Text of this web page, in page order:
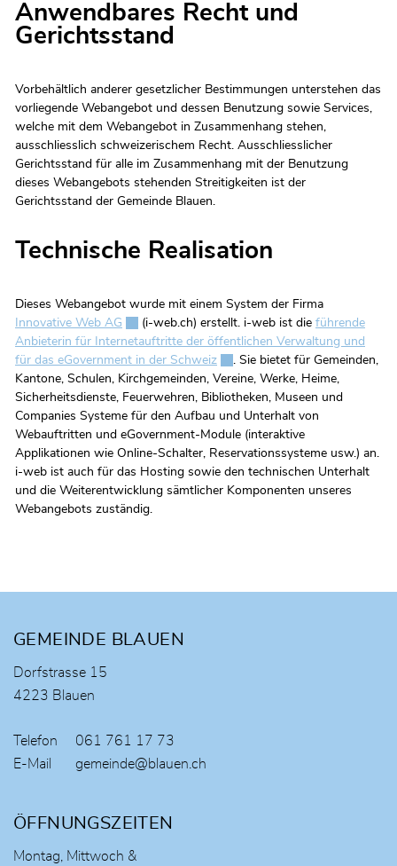
Anwendbares Recht und
Gerichtsstand
Vorbehältlich anderer gesetzlicher Bestimmungen unterstehen das
vorliegende Webangebot und dessen Benutzung sowie Services,
welche mit dem Webangebot in Zusammenhang stehen,
ausschliesslich schweizerischem Recht. Ausschliesslicher
Gerichtsstand für alle im Zusammenhang mit der Benutzung
dieses Webangebots stehenden Streitigkeiten ist der
Gerichtsstand der Gemeinde Blauen.
Technische Realisation
Dieses Webangebot wurde mit einem System der Firma
Innovative Web AG Externer Link wird in einem neuen Fenster
(i-web.ch) erstellt. i-web ist die führende
Anbieterin für Internetauftritte der öffentlichen Verwaltung und
für das eGovernment in der Schweiz Externer Link wird in einem
. Sie bietet für Gemeinden,
Kantone, Schulen, Kirchgemeinden, Vereine, Werke, Heime,
Sicherheitsdienste, Feuerwehren, Bibliotheken, Museen und
Companies Systeme für den Aufbau und Unterhalt von
Webauftritten und eGovernment-Module (interaktive
Applikationen wie Online-Schalter, Reservationssysteme usw.) an.
i-web ist auch für das Hosting sowie den technischen Unterhalt
und die Weiterentwicklung sämtlicher Komponenten unseres
Webangebots zuständig.
Fusszeile
GEMEINDE BLAUEN
Dorfstrasse 15
4223 Blauen
Telefon
061 761 17 73
E-Mail
gemeinde@blauen.ch
ÖFFNUNGSZEITEN
Montag, Mittwoch &